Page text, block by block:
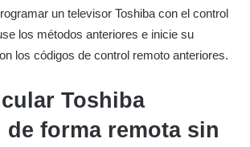
un televisor Toshiba con el control
los métodos anteriores e inicie su
los códigos de control remoto anteriores.
Toshiba
de forma remota sin